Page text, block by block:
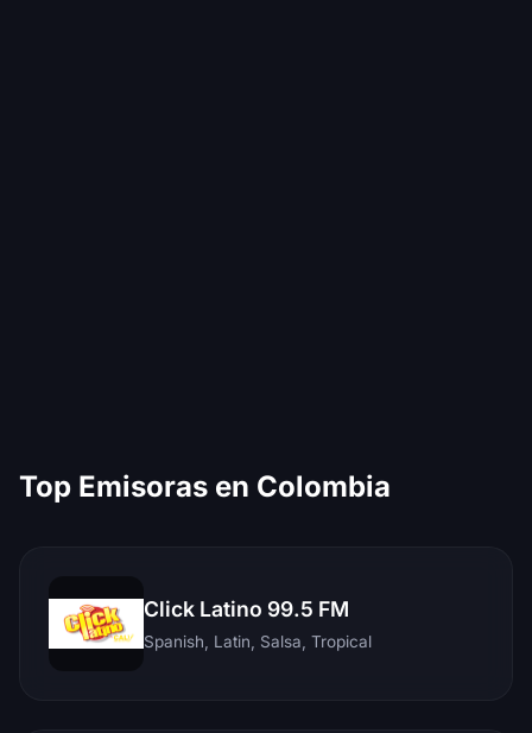
Top Emisoras en Colombia
Click Latino 99.5 FM
Spanish, Latin, Salsa, Tropical